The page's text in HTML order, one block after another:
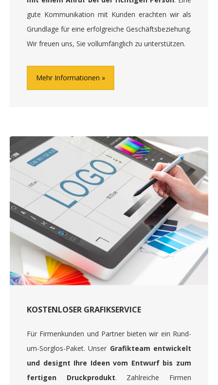
gute Kommunikation mit Kunden erachten wir als
Grundlage für eine erfolgreiche Geschäftsbeziehung.
Wir freuen uns, Sie vollumfänglich zu unterstützen.
Mehr Informationen
KOSTENLOSER GRAFIKSERVICE
Für Firmenkunden und Partner bieten wir ein Rund-
um-Sorglos-Paket. Unser Grafikteam entwickelt
und designt Ihre Ideen vom Entwurf bis zum
fertigen Druckprodukt. Zahlreiche Firmen